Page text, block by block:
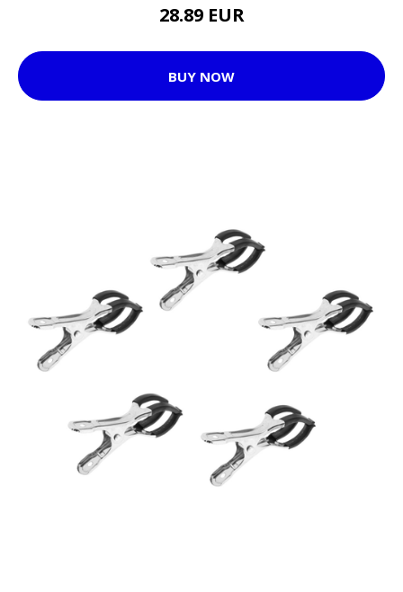
28.89 EUR
BUY NOW